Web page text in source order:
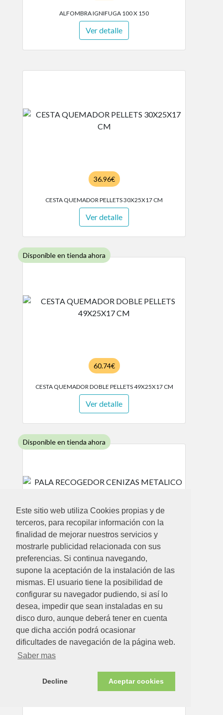
Este sitio web utiliza Cookies propias y de
terceros, para recopilar información con la
finalidad de mejorar nuestros servicios y
mostrarle publicidad relacionada con sus
preferencias. Si continua navegando,
supone la aceptación de la instalación de las
mismas. El usuario tiene la posibilidad de
configurar su navegador pudiendo, si así lo
desea, impedir que sean instaladas en su
disco duro, aunque deberá tener en cuenta
que dicha acción podrá ocasionar
dificultades de navegación de la página web.
Saber mas
Decline Aceptar cookies
ALFOMBRA IGNIFUGA 100 X 150
Ver detalle
36.96€
CESTA QUEMADOR PELLETS 30X25X17 CM
Ver detalle
Disponible en tienda ahora
60.74€
CESTA QUEMADOR DOBLE PELLETS 49X25X17 CM
Ver detalle
Disponible en tienda ahora
PALA RECOGEDOR CENIZAS METALICO 16,5 X 17,5 X
47, 5 CM MANGO MADERA LARGO
Ver detalle
Disponible en tienda ahora